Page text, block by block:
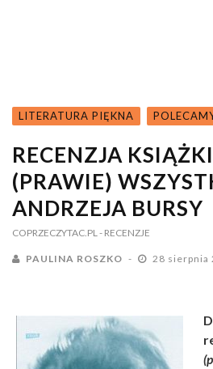
LITERATURA PIĘKNA
RECENZJA
(PRAWIE)
ANDRZEJA BURSY
COPRZECZYTAC.PL - RECENZJE
PAULINA ROSZKO 28 sierpnia